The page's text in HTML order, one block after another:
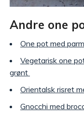
Andre one
One pot med
Vegetarisk one
grønt
Orientalsk risret
Gnocchi med